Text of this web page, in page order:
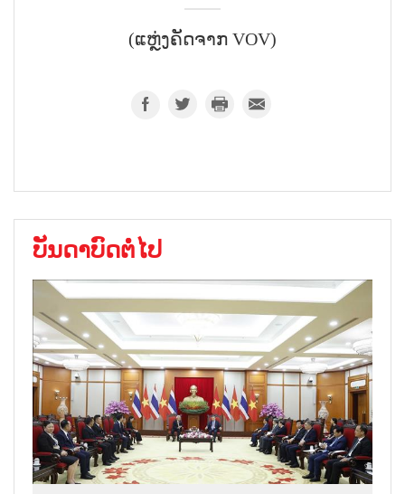
(ແຫຼ່ງຄັດຈາກ VOV)
ບັນດາບົດຕໍ່ໄປ